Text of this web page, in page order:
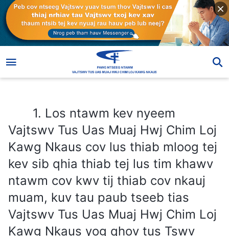
1. Los ntawm kev nyeem
Vajtswv Tus Uas Muaj Hwj Chim Loj
Kawg Nkaus cov lus thiab mloog tej
kev sib qhia thiab tej lus tim khawv
ntawm cov kwv tij thiab cov nkauj
muam, kuv tau paub tseeb tias
Vajtswv Tus Uas Muaj Hwj Chim Loj
Kawg Nkaus yog qhov tus Tswv